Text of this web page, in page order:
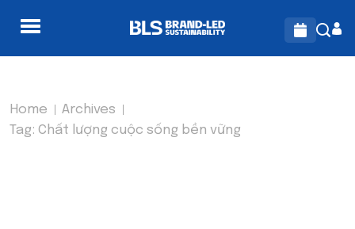
Home
Archives
Tag: Chất lượng cuộc sống bền vững